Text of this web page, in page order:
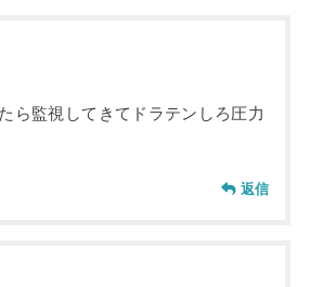
ら監視してきてドラテンしろ圧力
返信